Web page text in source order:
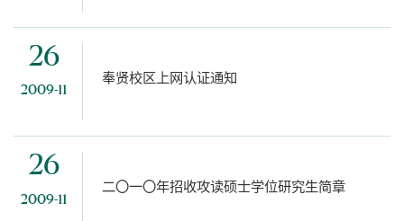
26
2009-11
奉贤校区上网认证通知
26
2009-11
二〇一〇年招收攻读硕士学位研究生简章